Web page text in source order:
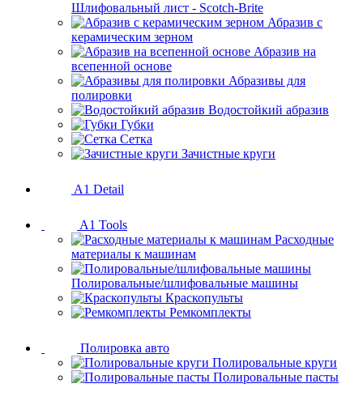
Шлифовальный лист - Scotch-Brite
Абразив с
керамическим зерном
Абразив на
всепенной основе
Абразивы для
полировки
Водостойкий абразив
Губки
Сетка
Зачистные круги
A1 Detail
A1 Tools
Расходные
материалы к машинам
Полировальные/шлифовальные машины
Краскопульты
Ремкомплекты
Полировка авто
Полировальные круги
Полировальные пасты